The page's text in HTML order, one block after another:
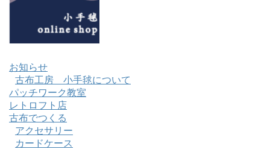
お知らせ
古布工房 小手毬について
パッチワーク教室
レトロフト店
古布でつくる
アクセサリー
カードケース